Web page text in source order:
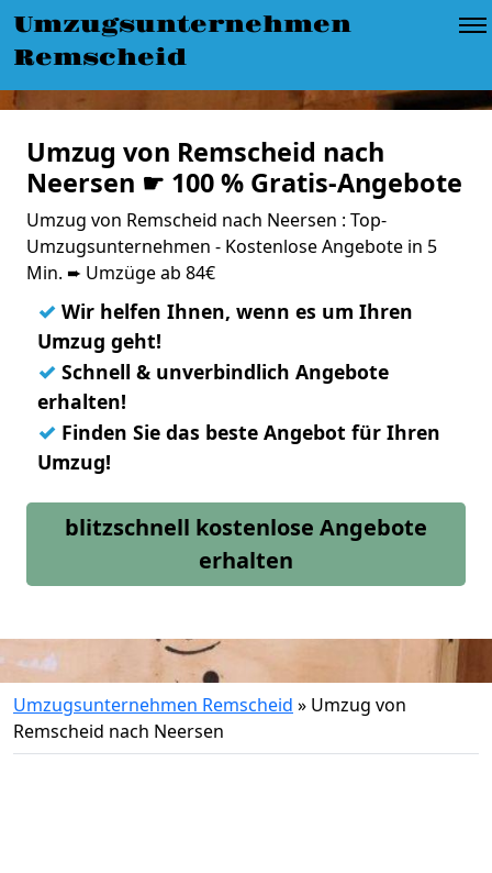
Umzugsunternehmen
Remscheid
Umzug von Remscheid nach
Neersen ☛ 100 % Gratis-Angebote
Umzug von Remscheid nach Neersen : Top-
Umzugsunternehmen - Kostenlose Angebote in 5
Min. ➨ Umzüge ab 84€
✓ Wir helfen Ihnen, wenn es um Ihren
Umzug geht!
✓ Schnell & unverbindlich Angebote
erhalten!
✓ Finden Sie das beste Angebot für Ihren
Umzug!
blitzschnell kostenlose Angebote
erhalten
Umzugsunternehmen Remscheid » Umzug von
Remscheid nach Neersen